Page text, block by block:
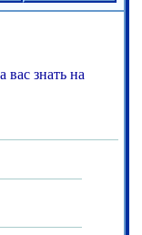
знать на